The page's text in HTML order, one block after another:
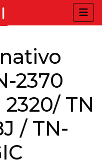
2370
TN
/ TN-